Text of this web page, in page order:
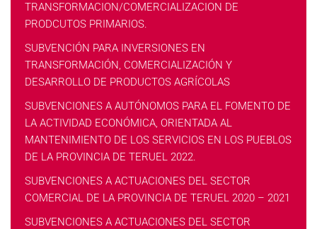
TRANSFORMACION/COMERCIALIZACION DE
PRODCUTOS PRIMARIOS.
SUBVENCIÓN PARA INVERSIONES EN
TRANSFORMACIÓN, COMERCIALIZACIÓN Y
DESARROLLO DE PRODUCTOS AGRÍCOLAS
SUBVENCIONES A AUTÓNOMOS PARA EL FOMENTO DE
LA ACTIVIDAD ECONÓMICA, ORIENTADA AL
MANTENIMIENTO DE LOS SERVICIOS EN LOS PUEBLOS
DE LA PROVINCIA DE TERUEL 2022.
SUBVENCIONES A ACTUACIONES DEL SECTOR
COMERCIAL DE LA PROVINCIA DE TERUEL 2020 – 2021
SUBVENCIONES A ACTUACIONES DEL SECTOR